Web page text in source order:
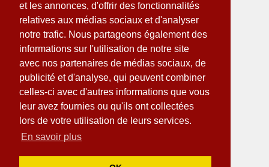
et les annonces, d'offrir des fonctionnalités
relatives aux médias sociaux et d'analyser
notre trafic. Nous partageons également des
informations sur l'utilisation de notre site
avec nos partenaires de médias sociaux, de
publicité et d'analyse, qui peuvent combiner
celles-ci avec d'autres informations que vous
leur avez fournies ou qu'ils ont collectées
lors de votre utilisation de leurs services.
En savoir plus